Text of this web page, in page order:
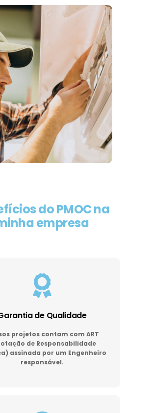
do PMOC na
empresa
de Qualidade
projetos contam com ART
de Responsabilidade
assinada por um Engenheiro
responsável.